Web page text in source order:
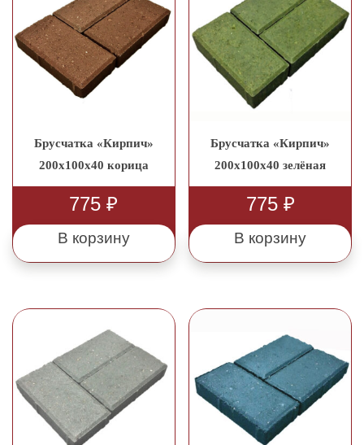
Брусчатка «Кирпич»
200x100x40 корица
775₽
В корзину
Брусчатка «Кирпич»
200x100x40 зелёная
775 ₽
В корзину